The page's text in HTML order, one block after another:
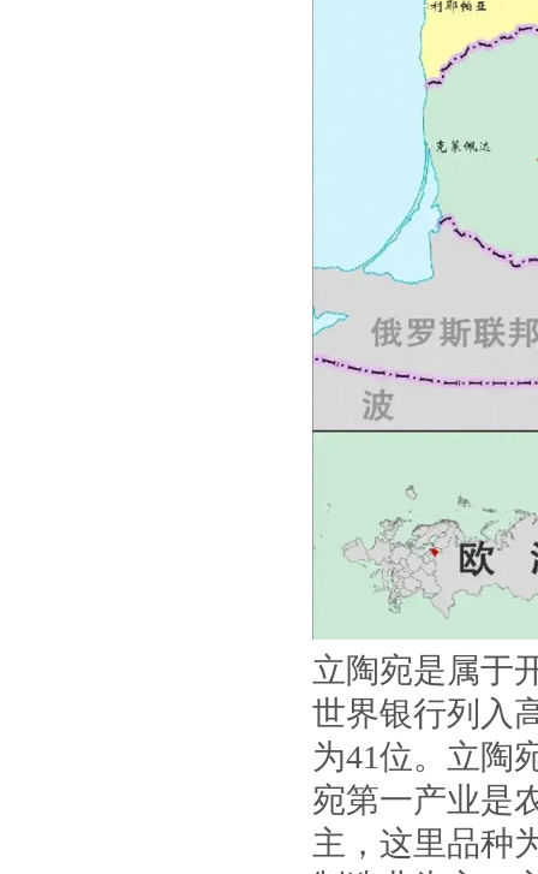
立陶宛是属于
世界银行列入
为41位。立陶
宛第一产业是
主，这里品种